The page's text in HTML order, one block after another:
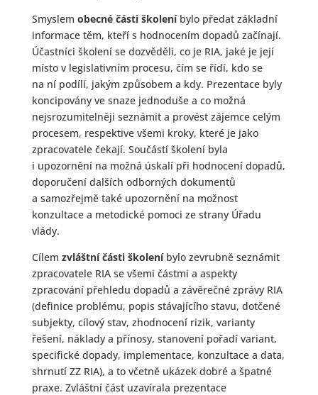
Smyslem obecné části školeníbylo předat základní
informace těm, kteří s hodnocením dopadů začínají.
Účastníci školení se dozvěděli, co je RIA, jaké je její
místo v legislativním procesu, čím se řídí, kdo se
na ní podílí, jakým způsobem a kdy. Prezentace byly
koncipovány ve snaze jednoduše a co možná
nejsrozumitelněji seznámit a provést zájemce celým
procesem, respektive všemi kroky, které je jako
zpracovatele čekají. Součástí školení byla
i upozornění na možná úskalí při hodnocení dopadů,
doporučení dalších odborných dokumentů
a samozřejmě také upozornění na možnost
konzultace a metodické pomoci ze strany Úřadu
vlády.
Cílem zvláštní části školeníbylo zevrubně seznámit
zpracovatele RIA se všemi částmi a aspekty
zpracování přehledu dopadů a závěrečné zprávy RIA
(definice problému, popis stávajícího stavu, dotčené
subjekty, cílový stav, zhodnocení rizik, varianty
řešení, náklady a přínosy, stanovení pořadí variant,
specifické dopady, implementace, konzultace a data,
shrnutí ZZ RIA), a to včetně ukázek dobré a špatné
praxe. Zvláštní část uzavírala prezentace